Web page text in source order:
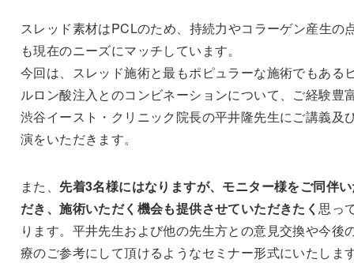
スレッド素材はPCLのため、持続力やコラーゲン産生の
も現在のニーズにマッチしています。
今回は、スレッド施術と最もポピュラーな施術でもある
ルロン酸注入とのコンビネーションについて、ご経験豊
渋谷イースト・クリニック院長の平井隆先生にご講義及
演をいただきます。
また、 先着3名様にはなりますが、モニター様をご同伴
だき、施術いただく機会も提供させていただきたく思っ
ります。平井先生および他の先生方との意見交換や今後
療のご参考にして頂けるようなセミナー形式にいたしま